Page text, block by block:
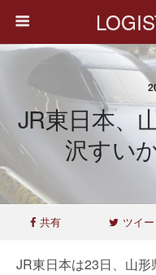
JR東日本、
沢すい
共有 ツイー
JR東日本は23日、山